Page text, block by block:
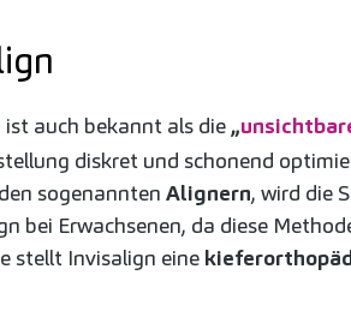
ist auch bekannt als die „
diskret und schonend
sogenannten Alignern, wird die
bei Erwachsenen, da diese
stellt Invisalign eine